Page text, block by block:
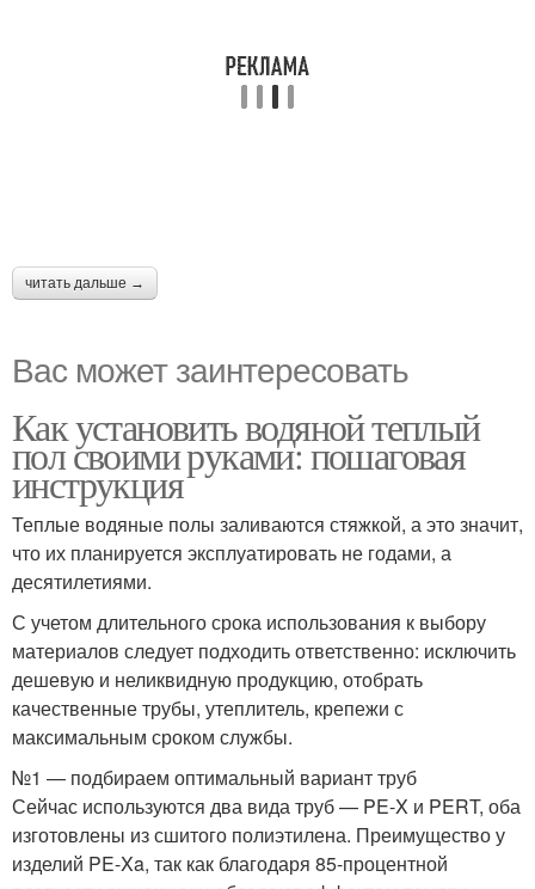
читать дальше →
Вас может заинтересовать
Как установить водяной теплый
пол своими руками: пошаговая
инструкция
Теплые водяные полы заливаются стяжкой, а это значит,
что их планируется эксплуатировать не годами, а
десятилетиями.
С учетом длительного срока использования к выбору
материалов следует подходить ответственно: исключить
дешевую и неликвидную продукцию, отобрать
качественные трубы, утеплитель, крепежи с
максимальным сроком службы.
№1 — подбираем оптимальный вариант труб
Сейчас используются два вида труб — PE-X и PERT, оба
изготовлены из сшитого полиэтилена. Преимущество у
изделий PE-Xa, так как благодаря 85-процентной